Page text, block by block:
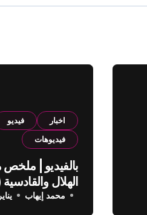
اخبار
فيديو
فيديوهات
بالفيديو | ملخص
الدوري السعودي
محمد إيهاب يناير 28, 2025